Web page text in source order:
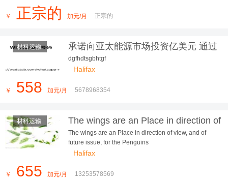
￥ 正宗的 加元/月 正宗的
材料运输
承诺向亚太能源市场投资亿美元 通过
玛丽莎·希金斯
dgfhdtsgbhtgf
Halifax
￥ 558 加元/月 5678968354
材料运输
The wings are an Place in direction of
view, and of future issue, for the P...
The wings are an Place in direction of view, and of
future issue, for the Penguins
Halifax
￥ 655 加元/月 13253578569